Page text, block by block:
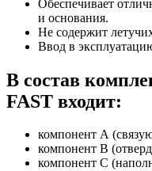
Обеспечивает
и основания.
Не содержит
Ввод в
В состав
FAST входит:
компонент А
компонент В
компонент С